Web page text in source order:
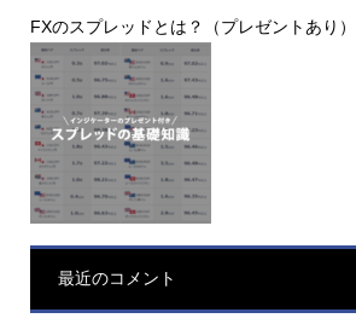
FXのスプレッドとは？（プレゼントあり）
最近のコメント